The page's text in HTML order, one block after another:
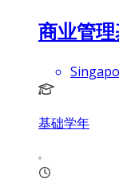
商业管
基础学年